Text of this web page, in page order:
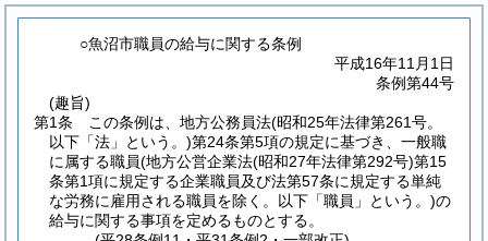
○魚沼市職員の給与に関する条例
平成16年11月1日
条例第44号
(趣旨)
第1条
この条例は、地方公務員法(昭和25年法律第261号。
以下「法」という。)第24条第5項の規定に基づき、一般職
に属する職員(地方公営企業法(昭和27年法律第292号)第15
条第1項に規定する企業職員及び法第57条に規定する単純
な労務に雇用される職員を除く。以下「職員」という。)の
給与に関する事項を定めるものとする。